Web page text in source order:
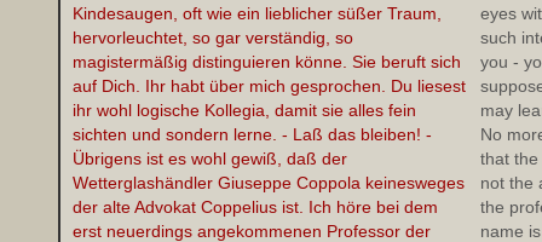
Kindesaugen, oft wie ein lieblicher süßer Traum,
hervorleuchtet, so gar verständig, so
magistermäßig distinguieren könne. Sie beruft sich
auf Dich. Ihr habt über mich gesprochen. Du liesest
ihr wohl logische Kollegia, damit sie alles fein
sichten und sondern lerne. - Laß das bleiben! -
Übrigens ist es wohl gewiß, daß der
Wetterglashändler Giuseppe Coppola keinesweges
der alte Advokat Coppelius ist. Ich höre bei dem
erst neuerdings angekommenen Professor der
eyes
such
you -
may
No
that
not the
the
name